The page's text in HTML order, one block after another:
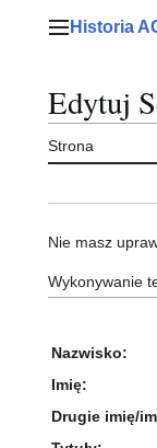
Menu główne
Historia
Edytuj
Strona
Nie masz
Wykonywanie
Nazwisko:
Imię:
Drugie imię/